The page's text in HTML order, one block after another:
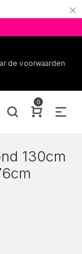
×
de voorwaarden
0
130cm